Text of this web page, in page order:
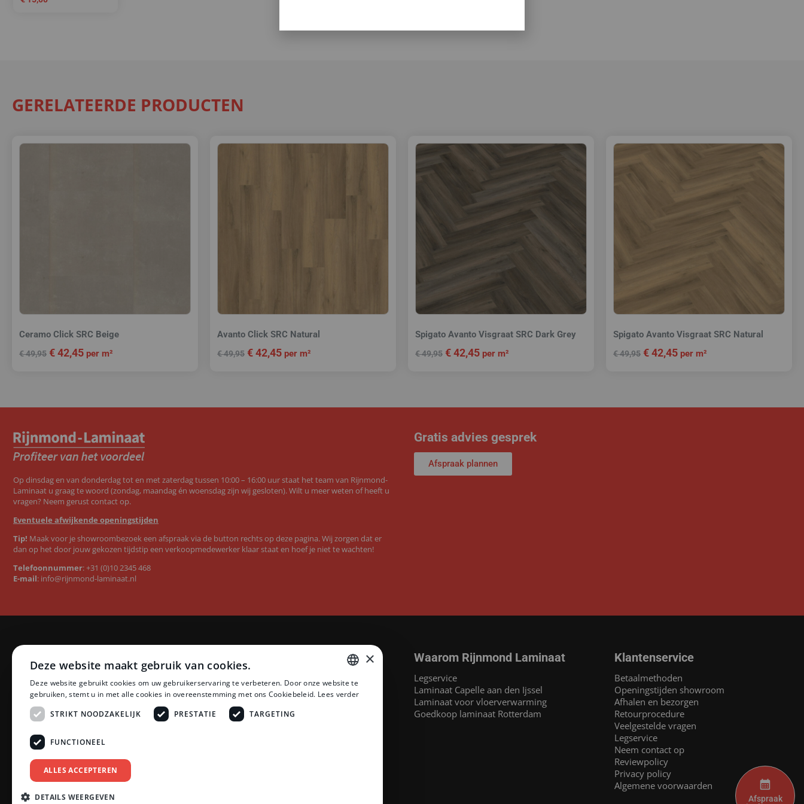
GERELATEERDE PRODUCTEN
Ceramo Click SRC Beige
€49,95 €42,45 per m²
Avanto Click SRC Natural
€49,95 €42,45 per m²
Spigato Avanto Visgraat SRC Dark Grey
€49,95 €42,45 per m²
Spigato Avanto Visgraat SRC Natural
€49,95 €42,45 per m²
Op dinsdag en van donderdag tot en met zaterdag tussen 10:00 – 16:00 uur staat het team van Rijnmond-
Laminaat u graag te woord (zondag, maandag én woensdag zijn wij gesloten). Wilt u meer weten of heeft u
vragen? Neem gerust contact op.
Eventuele afwijkende openingstijden
Tip! Maak voor je showroombezoek een afspraak via de button rechts op deze pagina. Wij zorgen dat er
dan op het door jouw gekozen tijdstip een verkoopmedewerker klaar staat en hoef je niet te wachten!
Telefoonnummer:+31 (0)10 2345 468
E-mail: info@rijnmond-laminaat.nl
Gratis advies gesprek
Afspraak plannen
Categorieën
Laminaat
PVC vloeren
Ondervloeren
Plinten
Accessoires
Zonwering
Schoonmaak en Onderhoud
Merken
Quick-Step laminaat
Floer PVC MEGAMAT©
Floer laminaat
Ambiant laminaat
Waarom Rijnmond Laminaat
Legservice
Laminaat Capelle aan den Ijssel
Laminaat voor vloerverwarming
Goedkoop laminaat Rotterdam
Klantenservice
Betaalmethoden
Openingstijden showroom
Afhalen en bezorgen
Retourprocedure
Veelgestelde vragen
Legservice
Neem contact op
Reviewpolicy
Privacy policy
Algemene voorwaarden
Afspraak
DUTCH
×
Deze website maakt gebruik van cookies.
Deze website gebruikt cookies om uw gebruikerservaring te verbeteren. Door onze website te
gebruiken, stemt u in met alle cookies in overeenstemming met ons Cookiebeleid. Lees verder
STRIKT NOODZAKELIJK
PRESTATIE TARGETING
FUNCTIONEEL
ALLES ACCEPTEREN
DETAILS WEERGEVEN